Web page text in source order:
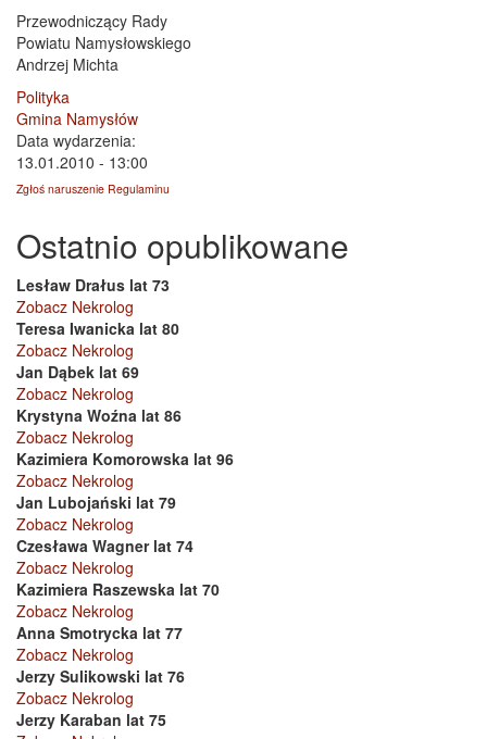
Przewodniczący Rady
Powiatu Namysłowskiego
Andrzej Michta
Polityka
Gmina Namysłów
Data wydarzenia:
13.01.2010 - 13:00
Zgłoś naruszenie Regulaminu
Ostatnio opublikowane
Lesław Drałus lat 73
Zobacz Nekrolog
Teresa Iwanicka lat 80
Zobacz Nekrolog
Jan Dąbek lat 69
Zobacz Nekrolog
Krystyna Woźna lat 86
Zobacz Nekrolog
Kazimiera Komorowska lat 96
Zobacz Nekrolog
Jan Lubojański lat 79
Zobacz Nekrolog
Czesława Wagner lat 74
Zobacz Nekrolog
Kazimiera Raszewska lat 70
Zobacz Nekrolog
Anna Smotrycka lat 77
Zobacz Nekrolog
Jerzy Sulikowski lat 76
Zobacz Nekrolog
Jerzy Karaban lat 75